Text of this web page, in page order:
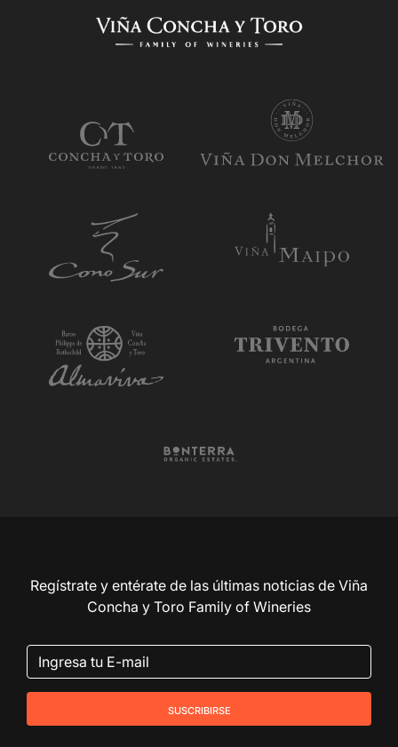
Regístrate y entérate de las últimas noticias de Viña
Concha y Toro Family of Wineries
suscribirse